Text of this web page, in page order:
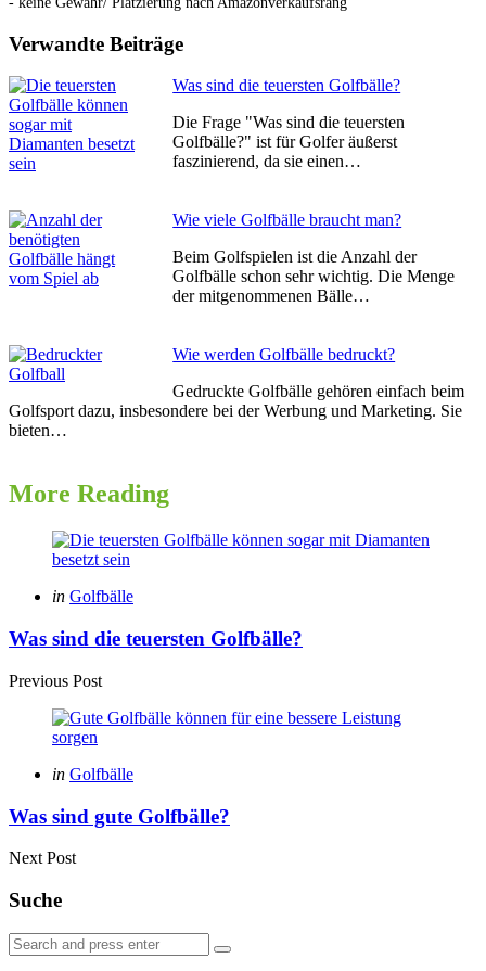
Verwandte Beiträge
Was sind die teuersten Golfbälle?
Die Frage "Was sind die teuersten
Golfbälle?" ist für Golfer äußerst
faszinierend, da sie einen…
Wie viele Golfbälle braucht man?
Beim Golfspielen ist die Anzahl der
Golfbälle schon sehr wichtig. Die Menge
der mitgenommenen Bälle…
Wie werden Golfbälle bedruckt?
Gedruckte Golfbälle gehören einfach beim
Golfsport dazu, insbesondere bei der Werbung und Marketing. Sie
bieten…
More Reading
Post
navigation
Posted
in Golfbälle
Was sind die teuersten Golfbälle?
Previous Post
Posted
in Golfbälle
Was sind gute Golfbälle?
Next Post
Suche
Search
for:
Search